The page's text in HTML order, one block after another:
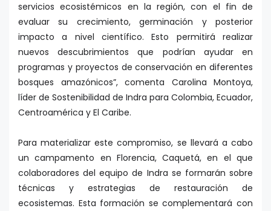
servicios ecosistémicos en la región, con el fin de
evaluar su crecimiento, germinación y posterior
impacto a nivel científico. Esto permitirá realizar
nuevos descubrimientos que podrían ayudar en
programas y proyectos de conservación en diferentes
bosques amazónicos”, comenta Carolina Montoya,
líder de Sostenibilidad de Indra para Colombia, Ecuador,
Centroamérica y El Caribe.
Para materializar este compromiso, se llevará a cabo
un campamento en Florencia, Caquetá, en el que
colaboradores del equipo de Indra se formarán sobre
técnicas y estrategias de restauración de
ecosistemas. Esta formación se complementará con